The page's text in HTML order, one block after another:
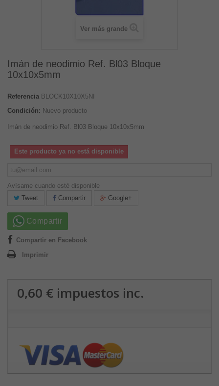
Ver más grande
Imán de neodimio Ref. Bl03 Bloque
10x10x5mm
Referencia BLOCK10X10X5NI
Condición: Nuevo producto
Imán de neodimio Ref. Bl03 Bloque 10x10x5mm
Este producto ya no está disponible
Avísame cuando esté disponible
Tweet
Compartir Google+
Compartir
Compartir en Facebook
Imprimir
0,60 € impuestos inc.